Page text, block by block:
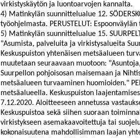
virkistyskäytön ja luontoarvojen kannalta.
4) Matinkylän suunnittelualue 12.
työohjelmasta. PERUSTELUT: Espoonväylän
5) Matinkylän suunnittelualue 15.
"Asumista, palveluita ja virkistysalueita
Keskuspuiston yhtenäisen metsäalueen
muutetaan seuraavaan muotoon:
Suurpellon pohjoisosan maisemaan ja
metsäalueen turvaaminen huomioiden."
metsäalueella. Keskuspuiston
7.12.2020. Aloitteeseen annetussa
Keskuspuistoa sekä siihen suoraan
virkistykseen asemakaavoitettuja tai
kokonaisuutena mahdollisimman laajan